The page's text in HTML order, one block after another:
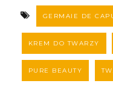
GERMAIE DE
KREM DO TWARZY
PURE BEAUTY